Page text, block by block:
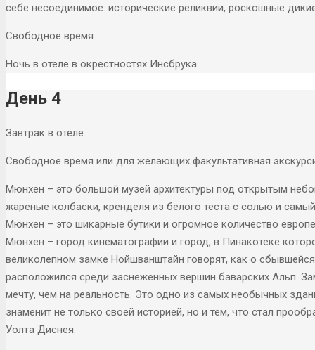
себе несоединимое: исторические реликвии, роскошные
Свободное время.
Ночь в отеле в окрестностях Инсбрука.
День 4
Завтрак в отеле.
Свободное время или для желающих факультативная
Мюнхен – это большой музей архитектуры под открытым
жареные колбаски, кренделя из белого теста с солью и
Мюнхен – это шикарные бутики и огромное количество
Мюнхен – город кинематографии и город, в Пинакотеке
великолепном замке Нойшванштайн говорят, как о
расположился среди заснеженных вершин баварских Альп.
мечту, чем на реальность. Это одно из самых необычных
знаменит не только своей историей, но и тем, что стал
Уолта Диснея.